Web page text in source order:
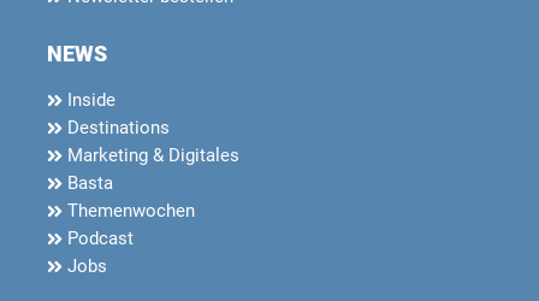
NEWS
Inside
Destinations
Marketing & Digitales
Basta
Themenwochen
Podcast
Jobs